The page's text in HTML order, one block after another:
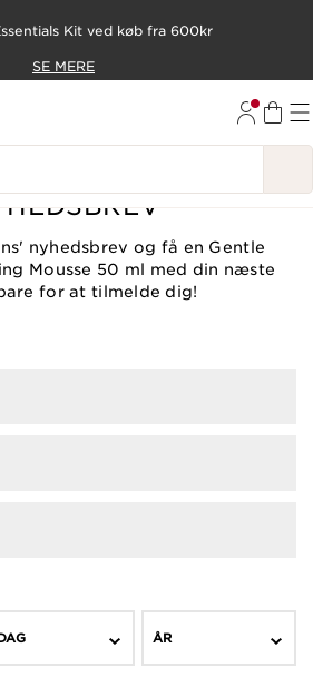
Kit ved køb fra 600kr
SE MERE
nyhedsbrev og få en Gentle
Mousse 50 ml med din næste
for at tilmelde dig!
ÅR